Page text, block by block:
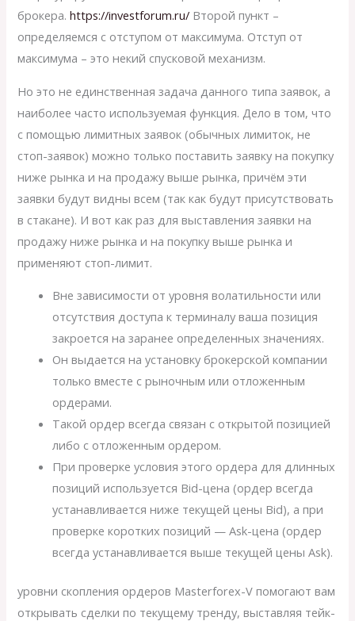
брокера.https://investforum.ru/ Второй пункт –
определяемся с отступом от максимума. Отступ от
максимума – это некий спусковой механизм.
Но это не единственная задача данного типа заявок, а
наиболее часто используемая функция. Дело в том, что
с помощью лимитных заявок (обычных лимиток, не
стоп-заявок) можно только поставить заявку на покупку
ниже рынка и на продажу выше рынка, причём эти
заявки будут видны всем (так как будут присутствовать
в стакане). И вот как раз для выставления заявки на
продажу ниже рынка и на покупку выше рынка и
применяют стоп-лимит.
Вне зависимости от уровня волатильности или
отсутствия доступа к терминалу ваша позиция
закроется на заранее определенных значениях.
Он выдается на установку брокерской компании
только вместе с рыночным или отложенным
ордерами.
Такой ордер всегда связан с открытой позицией
либо с отложенным ордером.
При проверке условия этого ордера для длинных
позиций используется Bid-цена (ордер всегда
устанавливается ниже текущей цены Bid), а при
проверке коротких позиций — Ask-цена (ордер
всегда устанавливается выше текущей цены Ask).
уровни скопления ордеров Masterforex-V помогают вам
открывать сделки по текущему тренду, выставляя тейк-